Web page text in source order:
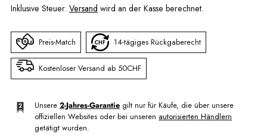
Inklusive Steuer. Versand wird an der Kasse berechnet.
Preis-Match 14-tägiges Rückgaberecht
Kostenloser Versand ab 50CHF
Unsere 2-Jahres-Garantie gilt nur für Käufe, die über unsere
offiziellen Websites oder bei unseren autorisierten Händlern
getätigt wurden.